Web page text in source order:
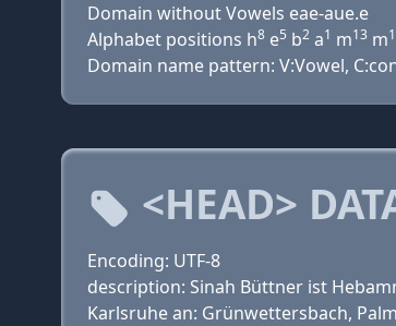
Domain without Vowels eae-aue.e
Alphabet positions h8 e5 b2 a1 m13 m
Domain name pattern: V:Vowel,
<HEAD>
Encoding: UTF-8
description: Sinah Büttner ist
Karlsruhe an: Grünwettersbach,